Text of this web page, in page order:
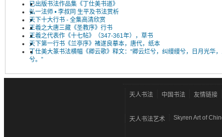
已出版书法作品集《丁仕美书道》
弘一法师 • 李叔同 生平及书法赏析
天下十大行书 - 全集高清欣赏
王羲之大唐三藏《圣教序》行书
王羲之代表作《十七帖》（347-361年），草书
天下第一行书《兰亭序》褚遂良摹本，唐代，纸本
丁仕美大篆书法横幅《卿云歌》释文：“卿云烂兮，纠缦缦兮，日月光华
兮。”
天人书法 中国书法 友情链接
天人书法艺术 Skyren Art of